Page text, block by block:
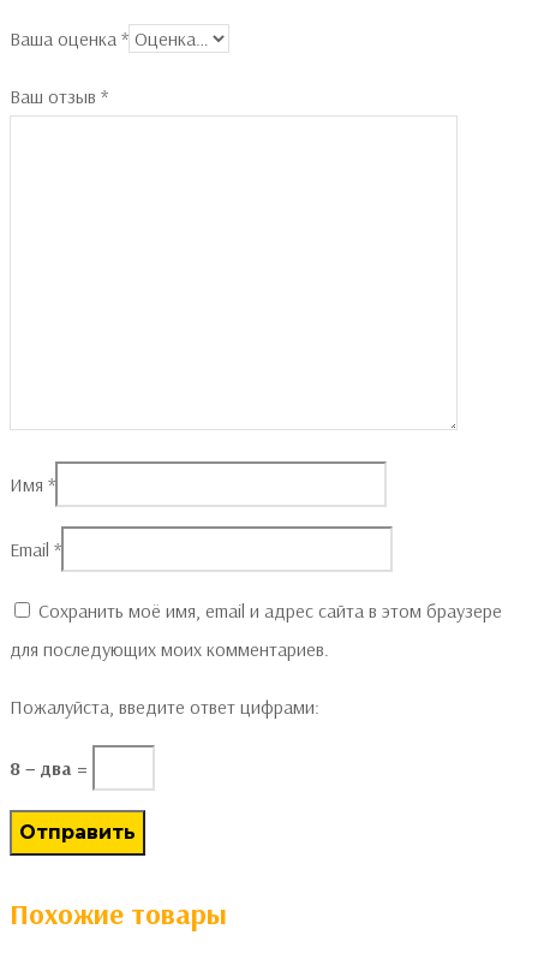
Ваша оценка *
Ваш отзыв *
Имя *
Email *
Сохранить моё имя, email и адрес сайта в этом браузере
для последующих моих комментариев.
Пожалуйста, введите ответ цифрами:
8 − два =
Похожие товары